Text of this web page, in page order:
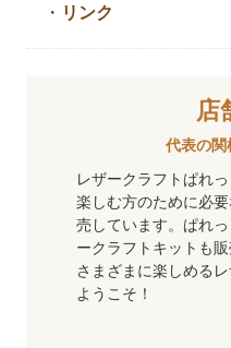
・ リンク
店
代表の関
レザークラフトぱれ
楽しむ方のために必
売しています。ぱれ
ークラフトキットも
さまざまに楽しめる
ようこそ！